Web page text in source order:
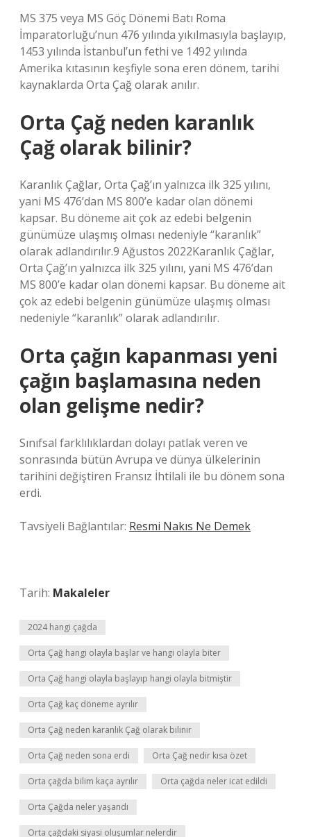
MS 375 veya MS Göç Dönemi Batı Roma
İmparatorluğu’nun 476 yılında yıkılmasıyla başlayıp,
1453 yılında İstanbul’un fethi ve 1492 yılında
Amerika kıtasının keşfiyle sona eren dönem, tarihi
kaynaklarda Orta Çağ olarak anılır.
Orta Çağ neden karanlık
Çağ olarak bilinir?
Karanlık Çağlar, Orta Çağ’ın yalnızca ilk 325 yılını,
yani MS 476’dan MS 800’e kadar olan dönemi
kapsar. Bu döneme ait çok az edebi belgenin
günümüze ulaşmış olması nedeniyle “karanlık”
olarak adlandırılır.9 Ağustos 2022Karanlık Çağlar,
Orta Çağ’ın yalnızca ilk 325 yılını, yani MS 476’dan
MS 800’e kadar olan dönemi kapsar. Bu döneme ait
çok az edebi belgenin günümüze ulaşmış olması
nedeniyle “karanlık” olarak adlandırılır.
Orta çağın kapanması yeni
çağın başlamasına neden
olan gelişme nedir?
Sınıfsal farklılıklardan dolayı patlak veren ve
sonrasında bütün Avrupa ve dünya ülkelerinin
tarihini değiştiren Fransız İhtilali ile bu dönem sona
erdi.
Tavsiyeli Bağlantılar: Resmi Nakıs Ne Demek
Tarih: Makaleler
2024 hangi çağda
Orta Çağ hangi olayla başlar ve hangi olayla biter
Orta Çağ hangi olayla başlayıp hangi olayla bitmiştir
Orta Çağ kaç döneme ayrılır
Orta Çağ neden karanlık Çağ olarak bilinir
Orta Çağ neden sona erdi Orta Çağ nedir kısa özet
Orta çağda bilim kaça ayrılır Orta çağda neler icat edildi
Orta Çağda neler yaşandı
Orta çağdaki siyasi oluşumlar nelerdir